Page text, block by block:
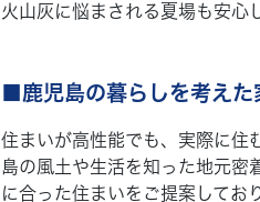
火山灰に悩まされる夏場も安心
■鹿児島の暮らしを考えた
住まいが高性能でも、実際に住
島の風土や生活を知った地元密
に合った住まいをご提案してお